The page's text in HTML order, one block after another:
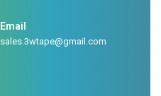
Email
sales.3wtape@gmail.com